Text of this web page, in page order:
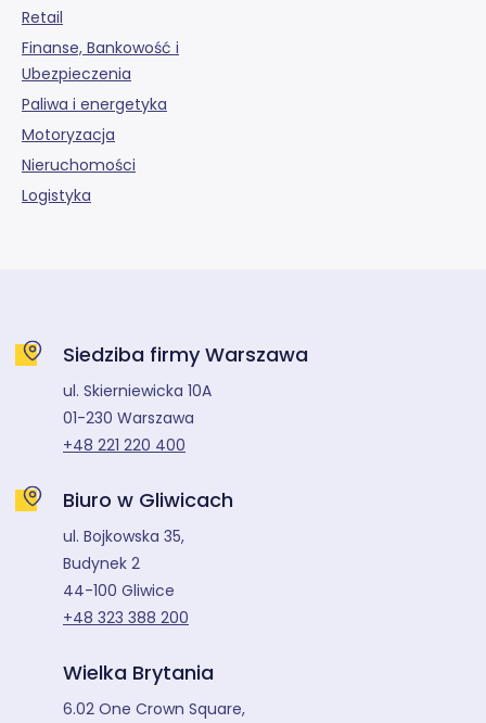
Retail
Finanse, Bankowość i
Ubezpieczenia
Paliwa i energetyka
Motoryzacja
Nieruchomości
Logistyka
Siedziba firmy Warszawa
ul. Skierniewicka 10A
01-230 Warszawa
+48 221 220 400
Biuro w Gliwicach
ul. Bojkowska 35,
Budynek 2
44-100 Gliwice
+48 323 388 200
Wielka Brytania
6.02 One Crown Square,